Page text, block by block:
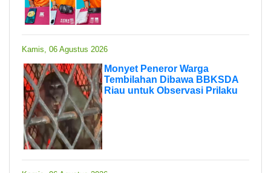
Kamis, 06 Agustus 2026
Monyet Peneror Warga
Tembilahan Dibawa BBKSDA
Riau untuk Observasi Prilaku